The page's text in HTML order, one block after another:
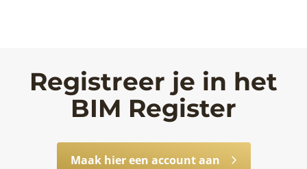
Registreer je in het
BIM Register
Maak hier een account aan